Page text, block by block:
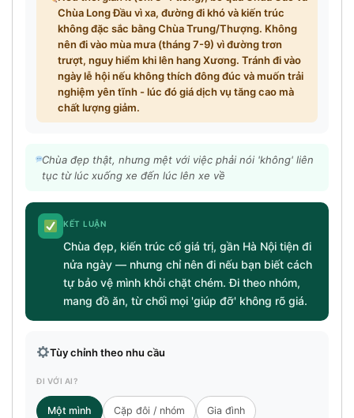
Chùa Long Đầu vì xa, đường đi khó và kiến trúc
không đặc sắc bằng Chùa Trung/Thượng. Không
nên đi vào mùa mưa (tháng 7-9) vì đường trơn
trượt, nguy hiểm khi lên hang Xương. Tránh đi vào
ngày lễ hội nếu không thích đông đúc và muốn trải
nghiệm yên tĩnh - lúc đó giá dịch vụ tăng cao mà
chất lượng giảm.
Chùa đẹp thật, nhưng mệt với việc phải nói 'không' liên
tục từ lúc xuống xe đến lúc lên xe về
KẾT LUẬN
Chùa đẹp, kiến trúc cổ giá trị, gần Hà Nội tiện đi
nửa ngày — nhưng chỉ nên đi nếu bạn biết cách
tự bảo vệ mình khỏi chặt chém. Đi theo nhóm,
mang đồ ăn, từ chối mọi 'giúp đỡ' không rõ giá.
Tùy chỉnh theo nhu cầu
ĐI VỚI AI?
Một mình Cặp đôi / nhóm Gia đình